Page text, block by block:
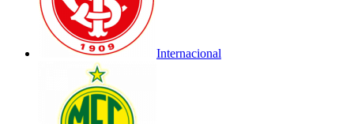
Internacional